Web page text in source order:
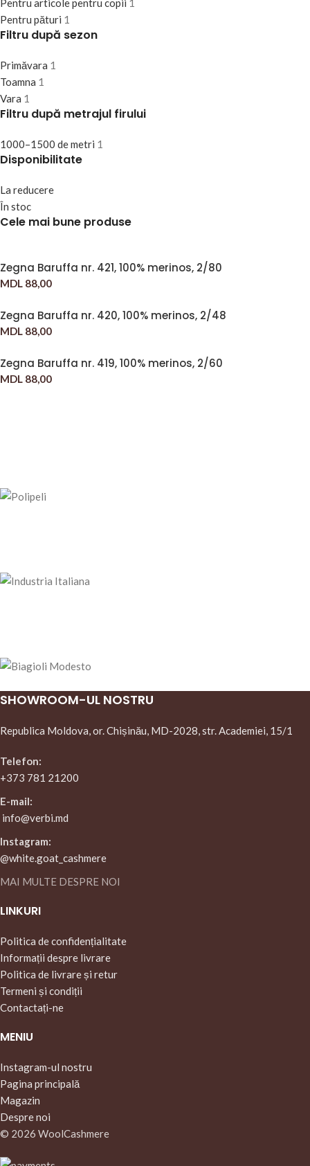
Pentru articole pentru copii 1
Pentru pături 1
Filtru după sezon
Primăvara 1
Toamna 1
Vara 1
Filtru după metrajul firului
1000–1500 de metri 1
Disponibilitate
La reducere
În stoc
Cele mai bune produse
Zegna Baruffa nr. 421, 100% merinos, 2/80
MDL 88,00
Zegna Baruffa nr. 420, 100% merinos, 2/48
MDL 88,00
Zegna Baruffa nr. 419, 100% merinos, 2/60
MDL 88,00
SHOWROOM-UL NOSTRU
Republica Moldova, or. Chișinău, MD-2028, str. Academiei, 15/1
Telefon:
+373 781 21200
E-mail:
info@verbi.md
Instagram:
@white.goat_cashmere
MAI MULTE DESPRE NOI
LINKURI
Politica de confidențialitate
Informații despre livrare
Politica de livrare și retur
Termeni și condiții
Contactați-ne
MENIU
Instagram-ul nostru
Pagina principală
Magazin
Despre noi
© 2026 WoolCashmere